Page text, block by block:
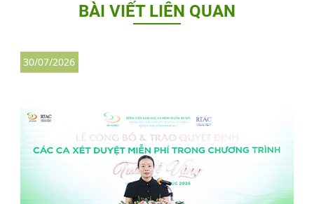
BÀI VIẾT LIÊN QUAN
30/07/2026